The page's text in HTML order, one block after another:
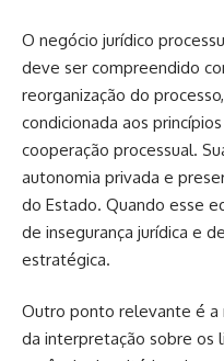
O negócio jurídico
deve ser compreendido
reorganização do
condicionada aos
cooperação processual.
autonomia privada e
do Estado. Quando esse
de insegurança jurídica e
estratégica.
Outro ponto relevante é a
da interpretação sobre os